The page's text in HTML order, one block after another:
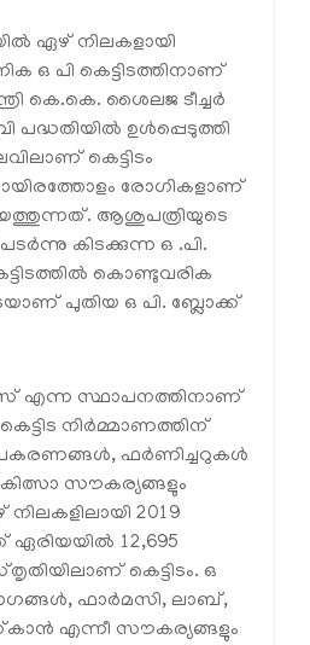
ഏഴ് നിലകളായി
ഒ പി കെട്ടിടത്തിനാണ്
കെ.കെ. ശൈലജ ടീച്ചര്‍
പദ്ധതിയില്‍ ഉള്‍പ്പെടുത്തി
കെട്ടിടം
രോഗികളാണ്
ആശുപത്രിയുടെ
കിടക്കുന്ന ഒ .പി.
കൊണ്ടുവരിക
പുതിയ ഒ പി. ബ്ലോക്ക്
എന്ന സ്ഥാപനത്തിനാണ്
നിര്‍മ്മാണത്തിന്
ഫര്‍ണിച്ചറുകള്‍
സൗകര്യങ്ങളും
2019
ഏരിയയില്‍ 12,695
കെട്ടിടം. ഒ
ഫാര്‍മസി, ലാബ്,
എന്നീ സൗകര്യങ്ങളും